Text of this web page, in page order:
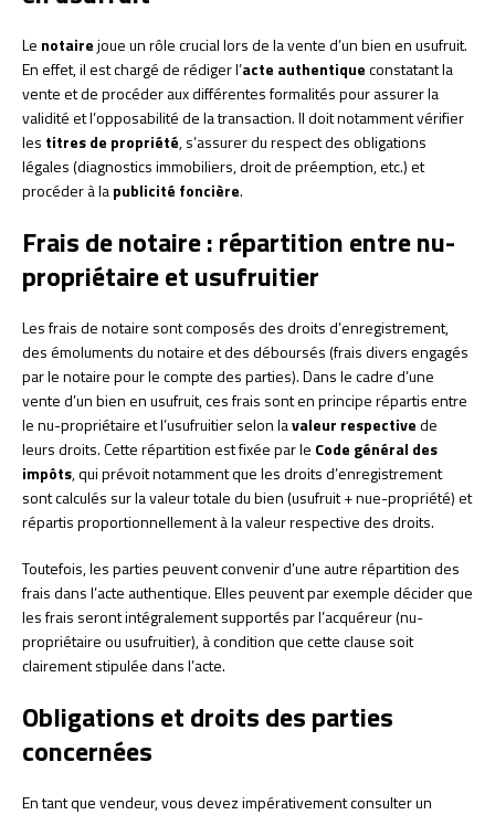
Le notairejoue un rôle crucial lors de la vente d’un bien en usufruit.
En effet, il est chargé de rédiger l’acte authentiqueconstatant la
vente et de procéder aux différentes formalités pour assurer la
validité et l’opposabilité de la transaction. Il doit notamment vérifier
les titres de propriété, s’assurer du respect des obligations
légales (diagnostics immobiliers, droit de préemption, etc.) et
procéder à lapublicité foncière.
Frais de notaire : répartition entre nu-
propriétaire et usufruitier
Les frais de notaire sont composés des droits d’enregistrement,
des émoluments du notaire et des déboursés (frais divers engagés
par le notaire pour le compte des parties). Dans le cadre d’une
vente d’un bien en usufruit, ces frais sont en principe répartis entre
le nu-propriétaire et l’usufruitier selon lavaleur respectivede
leurs droits. Cette répartition est fixée par le Code général des
impôts, qui prévoit notamment que les droits d’enregistrement
sont calculés sur la valeur totale du bien (usufruit + nue-propriété) et
répartis proportionnellement à la valeur respective des droits.
Toutefois, les parties peuvent convenir d’une autre répartition des
frais dans l’acte authentique. Elles peuvent par exemple décider que
les frais seront intégralement supportés par l’acquéreur (nu-
propriétaire ou usufruitier), à condition que cette clause soit
clairement stipulée dans l’acte.
Obligations et droits des parties
concernées
En tant que vendeur, vous devez impérativement consulter un